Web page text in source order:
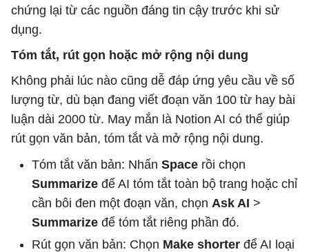
chứng lại từ các nguồn đáng tin cậy trước khi sử
dụng.
Tóm tắt, rút gọn hoặc mở rộng nội dung
Không phải lúc nào cũng dễ đáp ứng yêu cầu về số
lượng từ, dù bạn đang viết đoạn văn 100 từ hay bài
luận dài 2000 từ. May mắn là Notion AI có thể giúp
rút gọn văn bản, tóm tắt và mở rộng nội dung.
Tóm tắt văn bản: Nhấn Space rồi chọn
Summarize để AI tóm tắt toàn bộ trang hoặc chỉ
cần bôi đen một đoạn văn, chọn Ask AI >
Summarize để tóm tắt riêng phần đó.
Rút gọn văn bản: Chọn Make shorter để AI loại